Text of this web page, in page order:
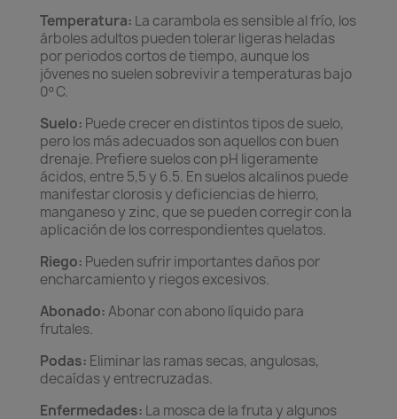
Temperatura: La carambola es sensible al frío, los
árboles adultos pueden tolerar ligeras heladas
por periodos cortos de tiempo, aunque los
jóvenes no suelen sobrevivir a temperaturas bajo
0º C.
Suelo: Puede crecer en distintos tipos de suelo,
pero los más adecuados son aquellos con buen
drenaje. Prefiere suelos con pH ligeramente
ácidos, entre 5,5 y 6.5. En suelos alcalinos puede
manifestar clorosis y deficiencias de hierro,
manganeso y zinc, que se pueden corregir con la
aplicación de los correspondientes quelatos.
Riego: Pueden sufrir importantes daños por
encharcamiento y riegos excesivos.
Abonado:Abonar con abono líquido para
frutales.
Podas: Eliminar las ramas secas, angulosas,
decaídas y entrecruzadas.
Enfermedades: La mosca de la fruta y algunos